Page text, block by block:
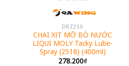
DRZ250
CHAI XỊT MỠ BÒ NƯỚC
LIQUI MOLY Tacky Lube-
Spray (2518) (400ml)
278.200₫